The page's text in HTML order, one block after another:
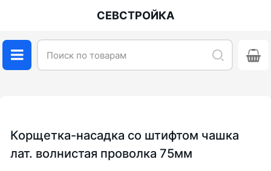
СЕВСТРОЙКА
Корщетка-насадка со штифтом чашка
лат. волнистая проволка 75мм